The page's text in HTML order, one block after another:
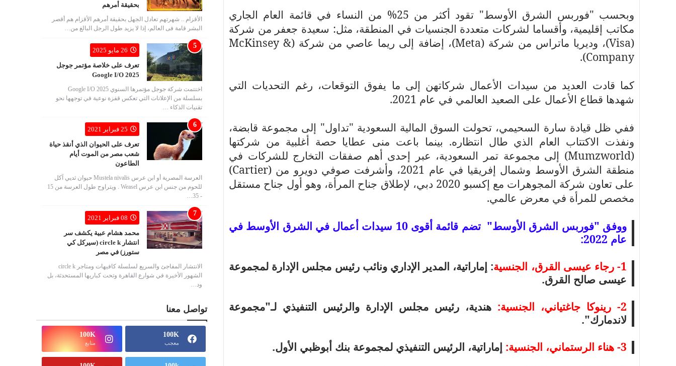
وبحسب "فوربس الشرق الأوسط" تقود أكثر من 25% من النساء في قائمة العام الجاري
مكاتب إقليمية، وأقساما لشركات متعددة الجنسيات في المنطقة، مثل: سعيدة جعفر من شركة
(
Visa)، وديريا ماتراس من شركة (Meta)، إضافة إلى ريما عاصي من شركة (McKinsey &
Company
).
كما قادت العديد من سيدات الأعمال شركاتهن إلى ما يفوق التوقعات، رغم التحديات التي
شهدها قطاع الأعمال على الصعيد العالمي في عام 2021.
ففي ظل قيادة سارة السحيمي، تحولت السوق المالية السعودية "تداول" إلى مجموعة قابضة،
ونفذت الاكتتاب العام الذي طال انتظاره. بينما باعت منى عطايا حصة أغلبية من شركتها
(
Mumzworld) إلى مجموعة تمر السعودية، عبر إحدى أهم صفقات التخارج للشركات في
منطقة الشرق الأوسط وشمال إفريقيا في عام 2021، وأشرفت صوفي دويرو من (
Cartier
)
على تعاون شركة المجوهرات مع إكسبو 2020 دبي، لإطلاق جناح المرأة، وهو أول جناح مستقل
مخصص للمرأة في معرض عالمي.
ووفق "فوربس الشرق الأوسط"
تضم قائمة أقوى 10 سيدات أعمال في الشرق الأوسط في
عام 2022:
1- رجاء عيسى القرق، الجنسية
: إماراتية، المدير الإداري ونائب رئيس مجلس الإدارة لمجموعة
عيسى صالح القرق.
2- رينوكا جاغتياني، الجنسية:
هندية، رئيس مجلس الإدارة والرئيس التنفيذي لـ"مجموعة
لاندمارك".
3- هناء الرستماني، الجنسية:
إماراتية، الرئيس التنفيذي لمجموعة بنك أبوظبي الأول.
بحقيقة أمرهم
الأقزام .. شهرتهم تعادل الجهل بحقيقة أمرهم الأقزام هم أقصر
البشر قامة فى العالم، إذا لا يزيد طول الرجل البالغ من…
26 مايو 2025
تعرف على خلاصة مؤتمر جوجل
Google I/O 2025
اختتمت شركة جوجل مؤتمرها السنوي Google I/O 2025
بسلسلة من الإعلانات التي تعكس قفزة نوعية في توجهها نحو
تقنيات الذكاء …
25 فبراير 2021
تعرف على الحيوان الذي أنقذ حياة
شعب مصر من الموت أيام
الطاعون
العرسة المصرية أو ابن عرس Mustela nivalis حيوان ثديي آكل
للحوم من جنس ابن عرس Weasel . ويتراوح طول العرسة من 15
- 35…
08 فبراير 2021
محمد هشام عبية يكشف سر
انتشار circle k (سيركل كي
ستورز) في مصر
الشهور الأخيرة في شوارع القاهرة وتحت كباريها المستحدثة، بل
ود…
تواصل معنا
100K
معجب
100K
متابع